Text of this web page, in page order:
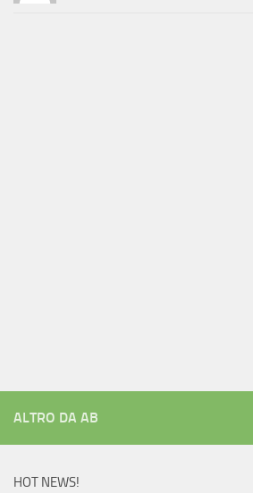
ALTRO DA AB
HOT NEWS!